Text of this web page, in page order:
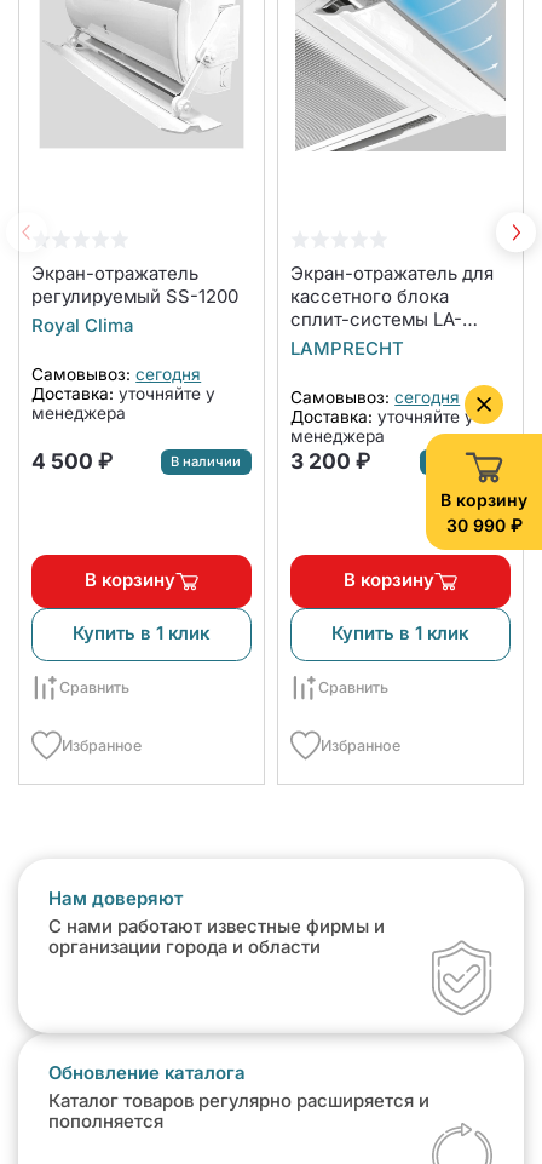
В корзину
30 990 ₽
Экран-отражатель
регулируемый SS-1200
Royal Clima
Самовывоз: сегодня
Доставка: уточняйте у
менеджера
4 500 ₽ В наличии
В корзину
Купить в 1 клик
Сравнить
Избранное
Экран-отражатель для
кассетного блока
сплит-системы LA-
NW600-CA
LAMPRECHT
Самовывоз: сегодня
Доставка: уточняйте у
менеджера
3 200 ₽ В наличии
В корзину
Купить в 1 клик
Сравнить
Избранное
Нам доверяют
С нами работают известные фирмы и
организации города и области
Обновление каталога
Каталог товаров регулярно расширяется и
пополняется